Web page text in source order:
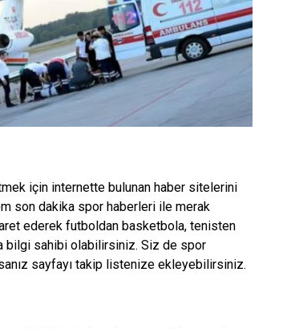
için internette bulunan haber sitelerini
son dakika spor haberleri ile merak
ederek futboldan basketbola, tenisten
bilgi sahibi olabilirsiniz. Siz de spor
sayfayı takip listenize ekleyebilirsiniz.